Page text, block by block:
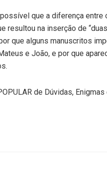
que a diferença
resultou na inserção de
que alguns manuscritos
e João, e por que
de Dúvidas,